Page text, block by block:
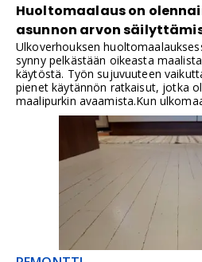
Huoltomaalaus on
asunnon arvon
Ulkoverhouksen
synny pelkästään oikeasta
käytöstä. Työn sujuvuuteen
pienet käytännön ratkaisut, jotka
maalipurkin avaamista.Kun
nopeasti, mikä helpottaa työtä ja
aikaa ja hermoja. Kokosin sinulle